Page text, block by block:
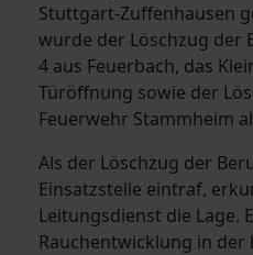
Stuttgart-Zuffenhausen
wurde der Löschzug der
4 aus Feuerbach, das
Türöffnung sowie der
Feuerwehr Stammheim
Als der Löschzug der
Einsatzstelle eintraf,
Leitungsdienst die Lage.
Rauchentwicklung in